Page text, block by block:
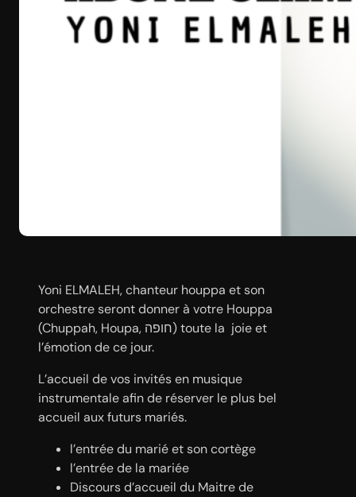
Yoni ELMALEH, chanteur houppa et son
orchestre seront donner à votre Houppa
(Chuppah, Houpa, חופה) toute la joie et
l’émotion de ce jour.
L’accueil de vos invités en musique
instrumentale afin de réserver le plus bel
accueil aux futurs mariés.
l’entrée du marié et son cortège
l’entrée de la mariée
Discours d’accueil du Maitre de